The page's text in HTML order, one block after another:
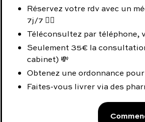
Réservez votre rdv avec un
7j/7 👨‍⚕️
Téléconsultez par téléphone,
Seulement 35€ la
cabinet) 💸
Obtenez une ordonnance
Faites-vous livrer via des